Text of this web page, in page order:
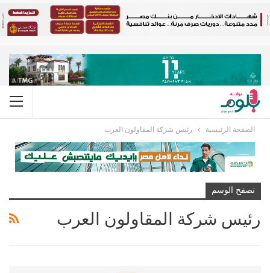
الصفحة الرئيسية رئيس شركة المقاولون العرب
تصفح الوسم
رئيس شركة المقاولون العرب